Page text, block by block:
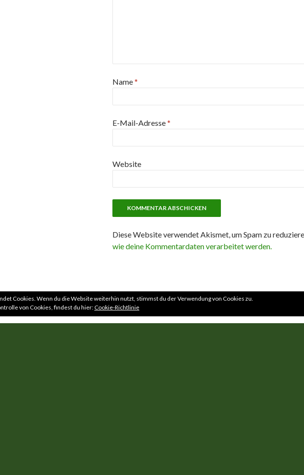
Name*
E-Mail-Adresse*
Website
Diese Website verwendet Akismet, um Spam zu
wie deine Kommentardaten verarbeitet werden.
Cookies. Wenn du die Website weiterhin nutzt, stimmst du der Verwendung von Cookies zu.
von Cookies, findest du hier:Cookie-Richtlinie